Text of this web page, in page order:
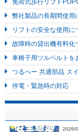
免荷式歩行リフト
弊社製品の長期間使用
リフトの安全な使用に
故障時の貸出機有料化
車椅子用ツルベルトを
つるべー 共通部品 ス
停電・緊急時の対応
2026/